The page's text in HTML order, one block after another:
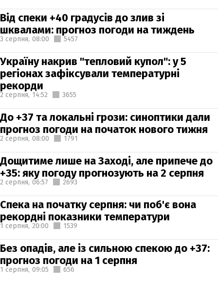
Від спеки +40 градусів до злив зі
шквалами: прогноз погоди на тиждень
3 серпня, 08:00 5457
Україну накрив "тепловий купол": у 5
регіонах зафіксували температурні
рекорди
2 серпня, 14:52 3655
До +37 та локальні грози: синоптики дали
прогноз погоди на початок нового тижня
2 серпня, 08:00 1791
Дощитиме лише на Заході, але припече до
+35: яку погоду прогнозують на 2 серпня
2 серпня, 06:57 2693
Спека на початку серпня: чи поб'є вона
рекордні показники температури
1 серпня, 20:00 1539
Без опадів, але із сильною спекою до +37:
прогноз погоди на 1 серпня
1 серпня, 09:05 656